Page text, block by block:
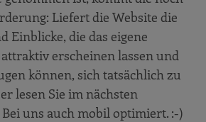
Liefert die Website die
Einblicke, die das eigene
erscheinen lassen und
können, sich tatsächlich zu
lesen Sie im nächsten
uns auch mobil optimiert. :-)